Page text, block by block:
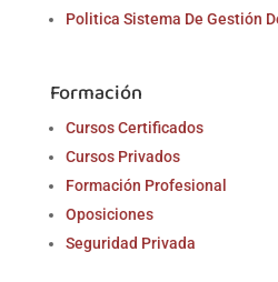
Politica Sistema De Gestión
Formación
Cursos Certificados
Cursos Privados
Formación Profesional
Oposiciones
Seguridad Privada